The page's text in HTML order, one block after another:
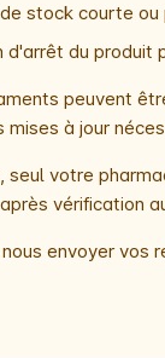
stock courte ou
d'arrêt du produit
peuvent
mises à jour
seul votre
vérification
envoyer vos